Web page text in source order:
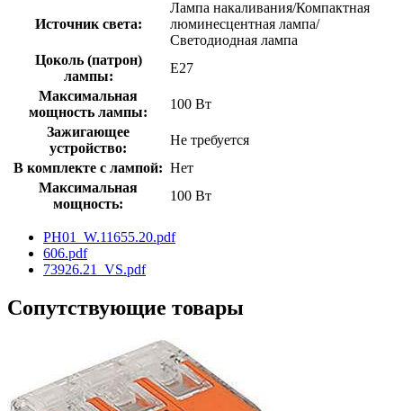
Источник света:
Лампа накаливания/Компактная
люминесцентная лампа/
Светодиодная лампа
Цоколь (патрон)
лампы:
E27
Максимальная
мощность лампы:
100 Вт
Зажигающее
устройство:
Не требуется
В комплекте с лампой: Нет
Максимальная
мощность:
100 Вт
PH01_W.11655.20.pdf
606.pdf
73926.21_VS.pdf
Сопутствующие товары